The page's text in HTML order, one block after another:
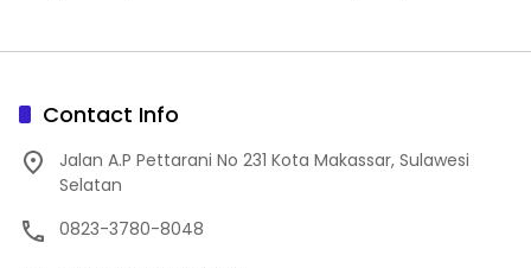
Contact Info
Jalan A.P Pettarani No 231 Kota Makassar, Sulawesi
Selatan
0823-3780-8048